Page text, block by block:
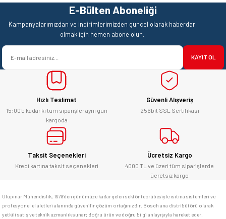
Ürün resmi kalitesiz, bozuk veya görüntülenemiyor.
Ürün açıklamasında eksik bilgiler bulunuyor.
Ürün bilgilerinde hatalar bulunuyor.
Ürün fiyatı diğer sitelerden daha pahalı.
Bu ürüne benzer farklı alternatifler olmalı.
Teşekkürler.
Mehmet Kendi | 18/06/2026
satışı ve alış veriş deneyimi gayet
başarılı. hayırlı işler. teşekkürler.
yücel çağatay uzun | 12/06/2026
Kesinlikle orjinal ürün, güvenerek
alabilirsiniz.
E... Ü... | 10/06/2026
Bosch marka alet alacaksam kesinlikle
adresim Ulupınar.com.tr
memnun kaldım
E-Bülten Aboneliği
Kampanyalarımızdan ve indirimlerimizden güncel olarak haberdar
olmak için hemen abone olun.
KAYIT OL
Hızlı Teslimat
15:00’e kadar ki tüm siparişler aynı gün
kargoda
Güvenli Alışveriş
256bit SSL Sertifikası
Taksit Seçenekleri
Kredi kartına taksit seçenekleri
Ücretsiz Kargo
4000 TL ve üzeri tüm siparişlerde
ücretsiz kargo
Ulupınar Mühendislik, 1978'den günümüze kadar gelen sektör tecrübesiyle ısıtma sistemleri ve
profesyonel el aletleri alanında güvenilir çözüm ortağınızdır. Bosch ana distribütörü olarak
yetkili satış ve teknik uzmanlık sunar; doğru ürün ve doğru bilgi anlayışıyla hareket eder.